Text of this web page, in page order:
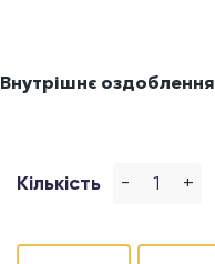
Внутрішнє оздоблення
Кількість - +